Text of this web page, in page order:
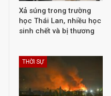
Xả súng trong trường
học Thái Lan, nhiều học
sinh chết và bị thương
THỜI SỰ